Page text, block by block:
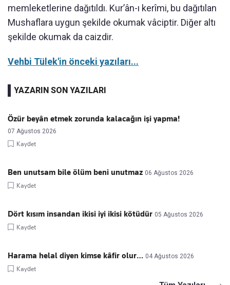
memleketlerine dağıtıldı. Kur’ân-ı kerîmi, bu dağıtılan
Mushaflara uygun şekilde okumak vâciptir. Diğer altı
şekilde okumak da caizdir.
Vehbi Tülek'in önceki yazıları...
YAZARIN SON YAZILARI
Özür beyân etmek zorunda kalacağın işi yapma!
07 Ağustos 2026
Kaydet
Ben unutsam bile ölüm beni unutmaz 06 Ağustos 2026
Kaydet
Dört kısım insandan ikisi iyi ikisi kötüdür 05 Ağustos 2026
Kaydet
Harama helal diyen kimse kâfir olur… 04 Ağustos 2026
Kaydet